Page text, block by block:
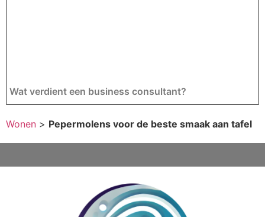
Wat verdient een business consultant?
Wonen > Pepermolens voor de beste smaak aan tafel